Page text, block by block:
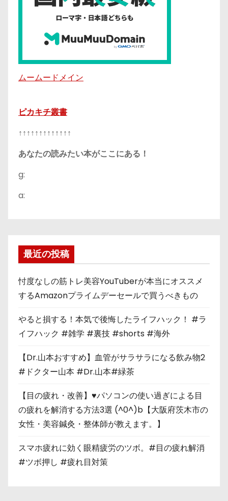
ムームードメイン
ピカキチ叢書
↑↑↑↑↑↑↑↑↑↑↑↑↑
あなたの読みたい本がここにある！
g:
a:
最近の投稿
忖度なしの筋トレ美容YouTuberが本当にオススメ
するAmazonプライムデーセールで買うべきもの
やると損する！本気で後悔したライフハック！ #ラ
イフハック #雑学 #裏技 #shorts #海外
【Dr.山本おすすめ】血管がサラサラになる飲み物2
#ドクター山本 #Dr.山本#緑茶
【目の疲れ・改善】♥パソコンの使い過ぎによる目
の疲れを解消する方法3選 (^0^)b【大阪府茨木市の
女性・美容鍼灸・整体師が教えます。】
スマホ疲れに効く眼精疲労のツボ。#目の疲れ解消
#ツボ押し #疲れ目対策